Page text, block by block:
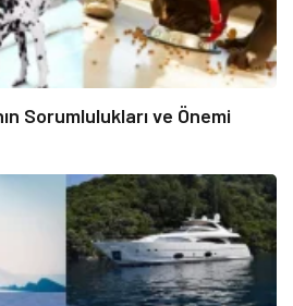
Sorumlulukları ve Önemi